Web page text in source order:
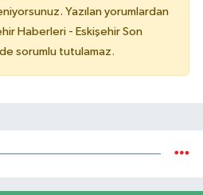
Yazılan yorumlardan
Haberleri - Eskişehir Son
sorumlu tutulamaz.